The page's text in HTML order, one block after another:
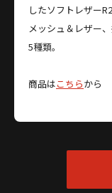
したソフトレザー
メッシュ＆レザー
5種類。
商品はこちらから